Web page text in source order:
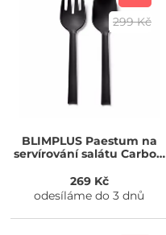
299 Kč
BLIMPLUSPaestum na
servírování salátu Carbon
269 Kč
odesíláme do 3 dnů